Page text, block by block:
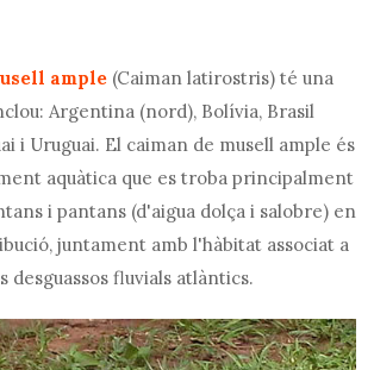
ample (Caiman latirostris) té una
Argentina (nord), Bolívia, Brasil
i Uruguai. El caiman de musell ample és
aquàtica que es troba principalment
i pantans (d'aigua dolça i salobre) en
juntament amb l'hàbitat associat a
desguassos fluvials atlàntics.